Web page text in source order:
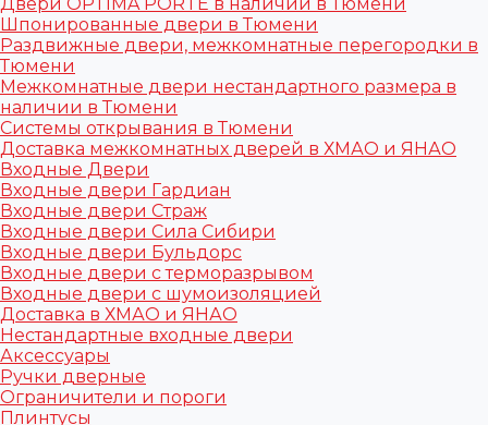
Шпонированные двери в Тюмени
Раздвижные двери, межкомнатные перегородки в
Тюмени
Межкомнатные двери нестандартного размера в
наличии в Тюмени
Системы открывания в Тюмени
Доставка межкомнатных дверей в ХМАО и ЯНАО
Входные Двери
Входные двери Гардиан
Входные двери Страж
Входные двери Сила Сибири
Входные двери Бульдорс
Входные двери с терморазрывом
Входные двери с шумоизоляцией
Доставка в ХМАО и ЯНАО
Нестандартные входные двери
Аксессуары
Ручки дверные
Ограничители и пороги
Плинтусы